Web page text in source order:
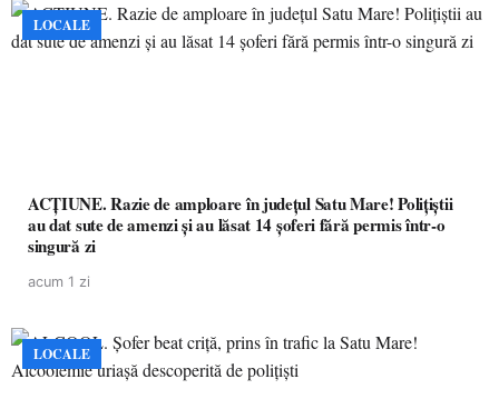
LOCALE
ACȚIUNE. Razie de amploare în județul Satu Mare! Polițiștii
au dat sute de amenzi și au lăsat 14 șoferi fără permis într-o
singură zi
acum 1 zi
LOCALE